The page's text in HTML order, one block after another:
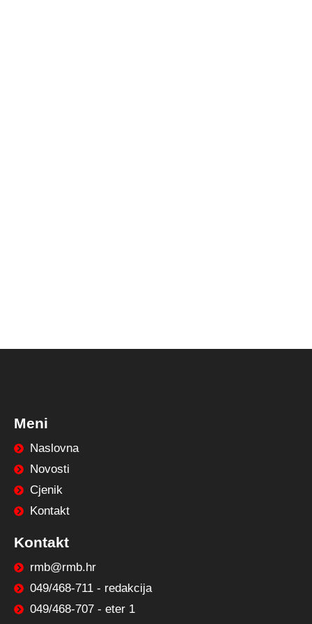
Meni
Naslovna
Novosti
Cjenik
Kontakt
Kontakt
rmb@rmb.hr
049/468-711 - redakcija
049/468-707 - eter 1